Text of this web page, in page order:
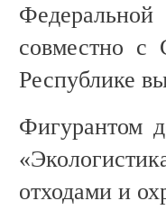
совместно
Республике
Фигурантом
отходами и